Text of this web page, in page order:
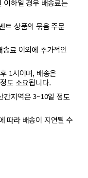
이하일 경우 배송료는
트 상품의 묶음 주문
료 이외에 추가적인
1시이며, 배송은
도 소요됩니다.
간지역은 3~10일 정도
따라 배송이 지연될 수